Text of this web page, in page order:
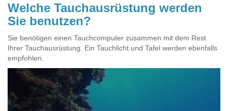
Welche Tauchausrüstung werden
Sie benutzen?
Sie benötigen einen Tauchcomputer zusammen mit dem Rest
Ihrer Tauchausrüstung. Ein Tauchlicht und Tafel werden ebenfalls
empfohlen.